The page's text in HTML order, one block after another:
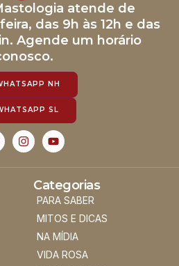
atende de
das 9h às 12h e das
Agende um horário
NH
SL
Categorias
PARA SABER
MITOS E DICAS
NA MÍDIA
VIDA ROSA